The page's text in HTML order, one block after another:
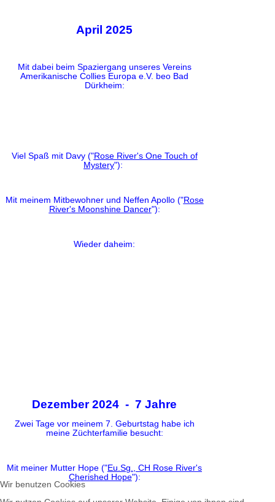
April 2025
Mit dabei beim Spaziergang unseres Vereins
Amerikanische Collies Europa e.V. beo Bad
Dürkheim:
Viel Spaß mit Davy ("Rose River's One Touch of
Mystery"):
Mit meinem Mitbewohner und Neffen Apollo ("Rose
River's Moonshine Dancer"):
Wieder daheim:
Dezember 2024 - 7 Jahre
Zwei Tage vor meinem 7. Geburtstag habe ich
meine Züchterfamilie besucht:
Mit meiner Mutter Hope ("Eu.Sg., CH Rose River's
Cherished Hope"):
Wir benutzen Cookies